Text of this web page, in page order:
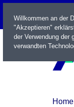
Home
Willkommen an der
"Akzeptieren"
der Verwendung der
verwandten